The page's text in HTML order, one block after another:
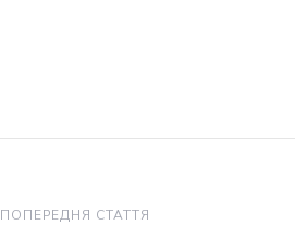
ПОПЕРЕДНЯ СТАТТЯ